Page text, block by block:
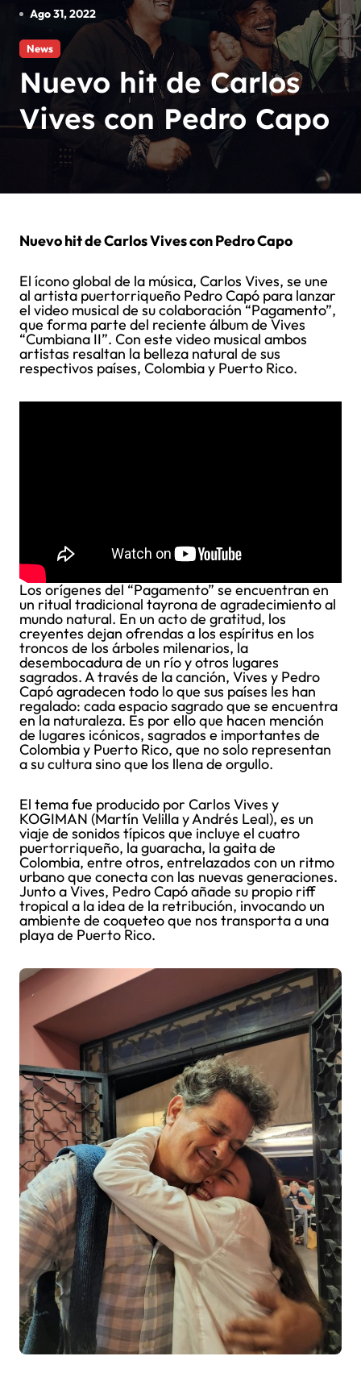
Ago 31, 2022
News
Nuevo hit de Carlos
Vives con Pedro Capo
Nuevo hit de Carlos Vives con Pedro Capo
El ícono global de la música, Carlos Vives, se une
al artista puertorriqueño Pedro Capó para lanzar
el video musical de su colaboración “Pagamento”,
que forma parte del reciente álbum de Vives
“Cumbiana II”. Con este video musical ambos
artistas resaltan la belleza natural de sus
respectivos países, Colombia y Puerto Rico.
Los orígenes del “Pagamento” se encuentran en
un ritual tradicional tayrona de agradecimiento al
mundo natural. En un acto de gratitud, los
creyentes dejan ofrendas a los espíritus en los
troncos de los árboles milenarios, la
desembocadura de un río y otros lugares
sagrados. A través de la canción, Vives y Pedro
Capó agradecen todo lo que sus países les han
regalado: cada espacio sagrado que se encuentra
en la naturaleza. Es por ello que hacen mención
de lugares icónicos, sagrados e importantes de
Colombia y Puerto Rico, que no solo representan
a su cultura sino que los llena de orgullo.
El tema fue producido por Carlos Vives y
KOGIMAN (Martín Velilla y Andrés Leal), es un
viaje de sonidos típicos que incluye el cuatro
puertorriqueño, la guaracha, la gaita de
Colombia, entre otros, entrelazados con un ritmo
urbano que conecta con las nuevas generaciones.
Junto a Vives, Pedro Capó añade su propio riff
tropical a la idea de la retribución, invocando un
ambiente de coqueteo que nos transporta a una
playa de Puerto Rico.